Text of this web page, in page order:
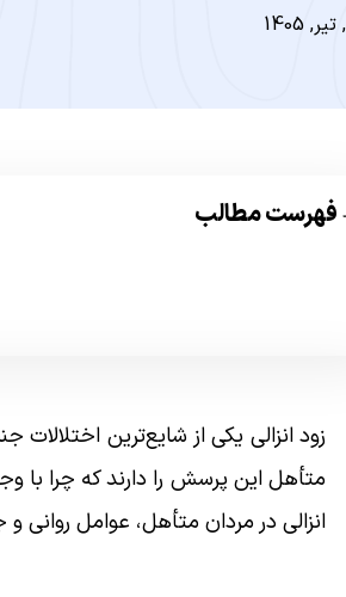
فهرست مطالب
زود انزالی یکی از شایع‌ترین
متأهل این پرسش را دارند که چرا با
انزالی در مردان متأهل، عوامل